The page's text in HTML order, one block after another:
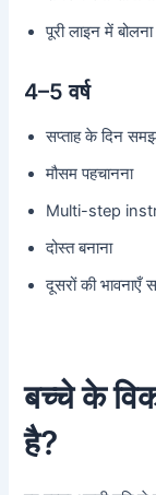
पूरी लाइन में बोलना
4–5 वर्ष
सप्ताह के दिन
मौसम पहचानना
Multi-step
दोस्त बनाना
दूसरों की
बच्चे के
है?